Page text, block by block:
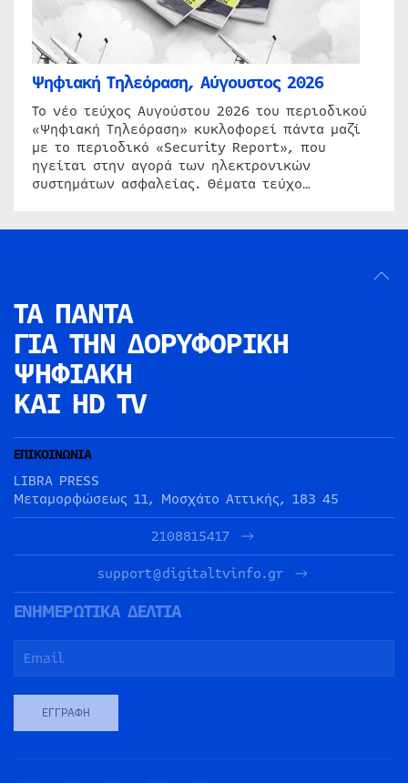
Ψηφιακή Τηλεόραση, Αύγουστος 2026
Το νέο τεύχος Αυγούστου 2026 του περιοδικού
«Ψηφιακή Τηλεόραση» κυκλοφορεί πάντα μαζί
με το περιοδικό «Security Report», που
ηγείται στην αγορά των ηλεκτρονικών
συστημάτων ασφαλείας. Θέματα τεύχο…
ΤΑ ΠΑΝΤΑ
ΓΙΑ ΤΗΝ ΔΟΡΥΦΟΡΙΚΗ
ΨΗΦΙΑΚΗ
ΚΑΙ HD TV
ΕΠΙΚΟΙΝΩΝΙΑ
LIBRA PRESS
Μεταμορφώσεως 11, Μοσχάτο Αττικής, 183 45
2108815417
support@digitaltvinfo.gr
ΕΝΗΜΕΡΩΤΙΚΑ ΔΕΛΤΙΑ
ΕΓΓΡΑΦΉ